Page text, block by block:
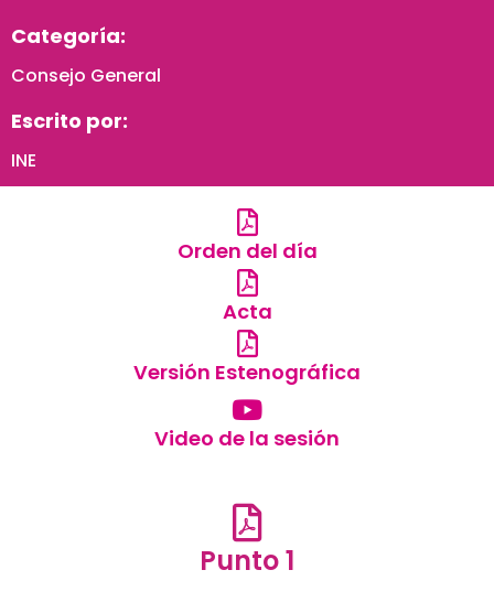
Categoría:
Consejo General
Escrito por:
INE
Orden del día
Acta
Versión Estenográfica
Video de la sesión
Punto 1